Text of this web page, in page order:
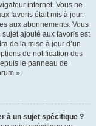
internet. Vous ne
favoris était mis à jour.
aux abonnements. Vous
ajouté aux favoris est
de la mise à jour d’un
de notification des
le panneau de
».
à un sujet spécifique ?